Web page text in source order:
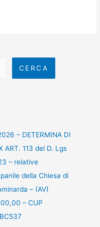
CERCA
– DETERMINA DI
ART. 113 del D. Lgs
– relative
della Chiesa di
– (AV)
– CUP